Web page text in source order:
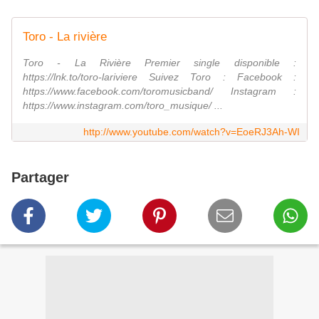
Toro - La rivière
Toro - La Rivière Premier single disponible :
https://lnk.to/toro-lariviere Suivez Toro : Facebook :
https://www.facebook.com/toromusicband/ Instagram :
https://www.instagram.com/toro_musique/ ...
http://www.youtube.com/watch?v=EoeRJ3Ah-WI
Partager